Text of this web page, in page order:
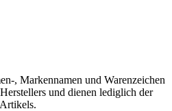
, Markennamen und Warenzeichen
und dienen lediglich der